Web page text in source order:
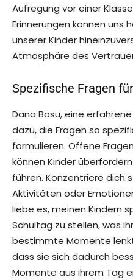
Aufregung vor einer
Erinnerungen können uns
unserer Kinder
Atmosphäre des
Spezifische Fragen
Dana Basu, eine
dazu, die Fragen so
formulieren. Offene
können Kinder
führen. Konzentriere
Aktivitäten oder
liebe es, meinen Kindern
Schultag zu stellen, was
bestimmte Momente
dass sie sich dadurch
Momente aus ihrem Tag